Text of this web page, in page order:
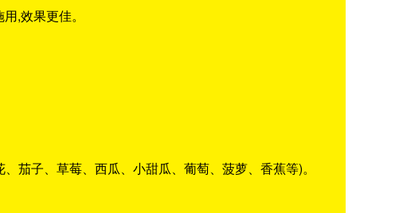
,效果更佳。
茄子、草莓、西瓜、小甜瓜、葡萄、菠萝、香蕉等)。